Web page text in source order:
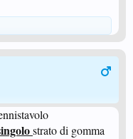
strato di gomma